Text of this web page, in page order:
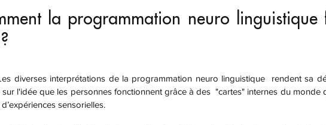
la programmation neuro linguistique
l'idée que les personnes fonctionnent grâce à des  "cartes" internes du monde
sensorielles.